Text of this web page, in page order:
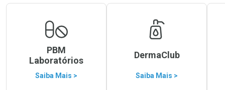
PBM
Laboratórios
Saiba Mais >
DermaClub
Saiba Mais >